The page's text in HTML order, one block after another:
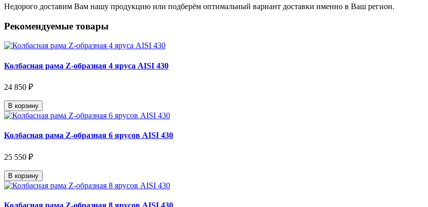
Недорого доставим Вам нашу продукцию или подберём оптимальный вариант доставки именно в Ваш регион.
Рекомендуемые товары
Колбасная рама Z-образная 4 яруса AISI 430
24 850 ₽
В корзину
Колбасная рама Z-образная 6 ярусов AISI 430
25 550 ₽
В корзину
Колбасная рама Z-образная 8 ярусов AISI 430